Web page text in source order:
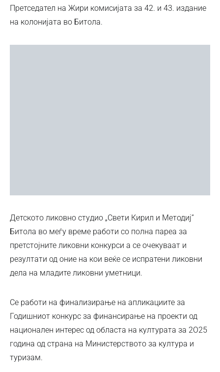
Претседател на Жири комисијата за 42. и 43. издание
на колонијата во Битола.
Детското ликовно студио „Свети Кирил и Методиј”
Битола во меѓу време работи со полна пареа за
претстојните ликовни конкурси а се очекуваат и
резултати од оние на кои веќе се испратени ликовни
дела на младите ликовни уметници.
Се работи на финализирање на апликациите за
Годишниот конкурс за финансирање на проекти од
национален интерес од областа на културата за 2О25
година од страна на Министерството за култура и
туризам.